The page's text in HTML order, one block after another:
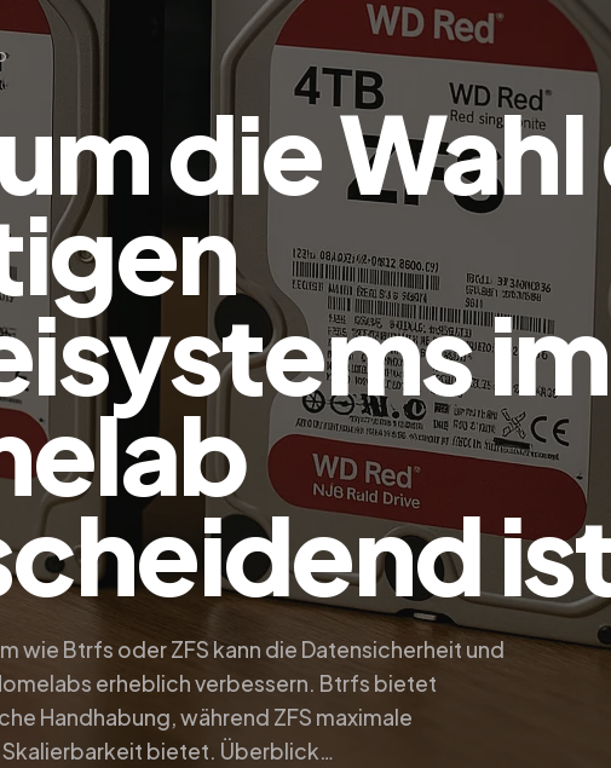
die
im
wie Btrfs oder ZFS kann die Datensicherheit und
erheblich verbessern. Btrfs bietet
Handhabung, während ZFS maximale
bietet. Überblick…